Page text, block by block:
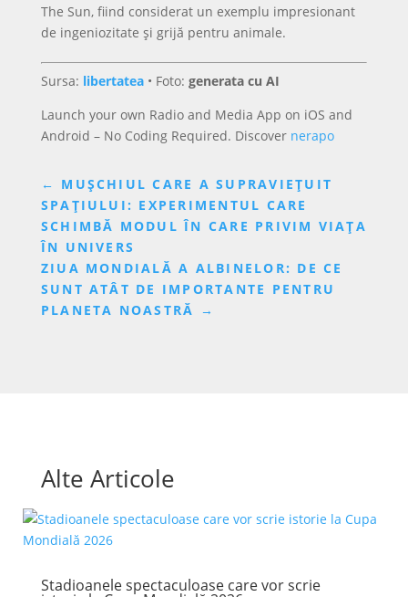
The Sun, fiind considerat un exemplu impresionant
de ingeniozitate și grijă pentru animale.
Sursa: libertatea• Foto: generata cu AI
Launch your own Radio and Media App on iOS and
Android – No Coding Required. Discover nerapo
← MUȘCHIUL CARE A SUPRAVIEȚUIT
SPAȚIULUI: EXPERIMENTUL CARE
SCHIMBĂ MODUL ÎN CARE PRIVIM VIAȚA
ÎN UNIVERS
ZIUA MONDIALĂ A ALBINELOR: DE CE
SUNT ATÂT DE IMPORTANTE PENTRU
PLANETA NOASTRĂ →
Alte Articole
Stadioanele spectaculoase care vor scrie